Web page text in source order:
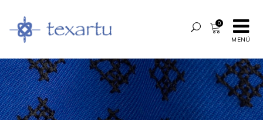
MENÚ
0